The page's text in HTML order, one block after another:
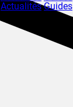
Actualités Guides